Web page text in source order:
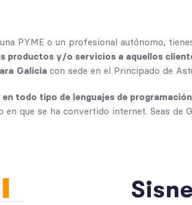
PYME o un profesional autónomo,
productos y/o servicios a aquellos
Galicia con sede en el Principado de
todo tipo de lenguajes de
que se ha convertido internet. Seas de
Sisne